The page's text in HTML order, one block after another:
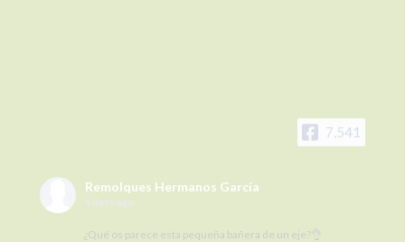
7,541
Remolques Hermanos García
4 days ago
¿Qué os parece esta pequeña bañera de un eje?👌